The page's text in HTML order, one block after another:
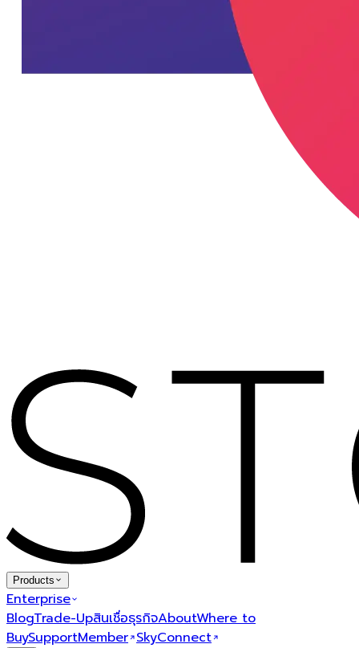
Products
Enterprise
BlogTrade-Upสินเชื่อธุรกิจAboutWhere to
BuySupportMember SkyConnect